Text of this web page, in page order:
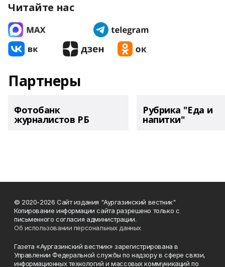
Читайте нас
Партнеры
Фотобанк
журналистов РБ
Рубрика "Еда и
напитки"
© 2020-2026 Сайт издания "Аургазинский вестник"
Копирование информации сайта разрешено только с
письменного согласия администрации.
Об использовании персональных данных
Газета «Аургазинский вестник» зарегистрирована в
Управлении Федеральной службы по надзору в сфере связи,
информационных технологий и массовых коммуникаций по